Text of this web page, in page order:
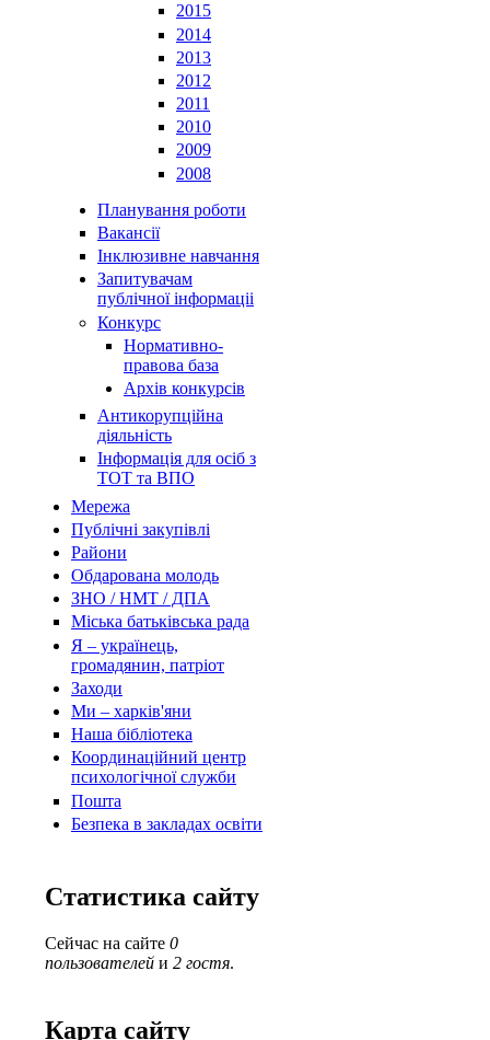
2015
2014
2013
2012
2011
2010
2009
2008
Планування роботи
Вакансії
Інклюзивне навчання
Запитувачам
публічної інформаціі
Конкурс
Нормативно-
правова база
Архів конкурсів
Антикорупційна
діяльність
Інформація для осіб з
ТОТ та ВПО
Мережа
Публічні закупівлі
Райони
Обдарована молодь
ЗНО / НМТ / ДПА
Міська батьківська рада
Я – українець,
громадянин, патріот
Заходи
Ми – харків'яни
Наша бібліотека
Координаційний центр
психологічної служби
Пошта
Безпека в закладах освіти
Статистика сайту
Сейчас на сайте 0
пользователей и 2 гостя.
Карта сайту